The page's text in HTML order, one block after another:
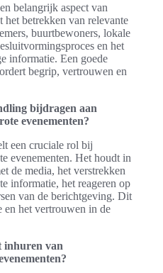
belangrijk aspect van
betrekken van relevante
buurtbewoners, lokale
en het
informatie. Een goede
begrip, vertrouwen en
bijdragen aan
evenementen?
een cruciale rol bij
evenementen. Het houdt in
de media, het verstrekken
informatie, het reageren op
van de berichtgeving. Dit
en het vertrouwen in de
inhuren van